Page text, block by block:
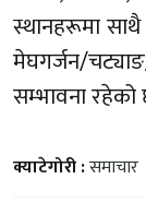
स्थानहरूमा
मेघगर्जन/
सम्भावना रहेको
क्याटेगोरी :समाचार